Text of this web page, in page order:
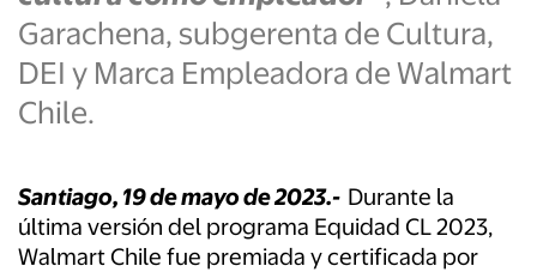
Garachena, subgerenta de Cultura,
DEI y Marca Empleadora de Walmart
Chile.
Santiago, 19 de mayo de 2023.- Durante la
última versión del programa Equidad CL 2023,
Walmart Chile fue premiada y certificada por